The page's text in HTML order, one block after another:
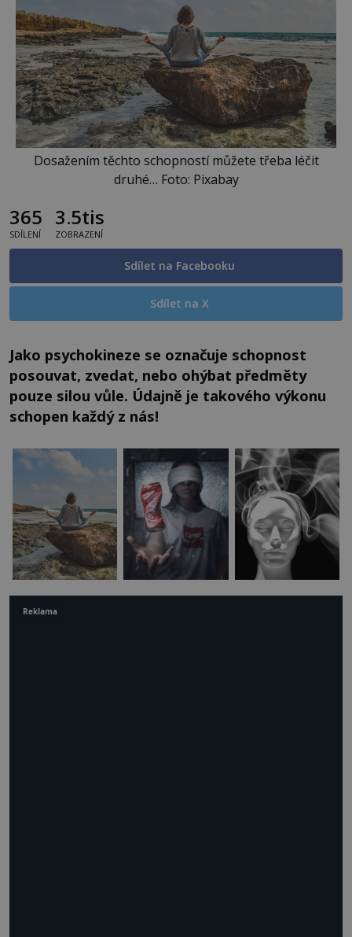
Dosažením těchto schopností můžete třeba léčit
druhé… Foto: Pixabay
365
SDÍLENÍ
3.5tis
ZOBRAZENÍ
Sdílet na Facebooku
Sdílet na X
Jako psychokineze se označuje schopnost
posouvat, zvedat, nebo ohýbat předměty
pouze silou vůle. Údajně je takového výkonu
schopen každý z nás!
Reklama